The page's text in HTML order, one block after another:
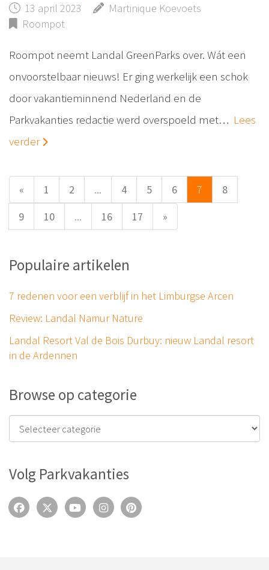
13 april 2023
Martinique Koevoets
Roompot
Roompot neemt Landal GreenParks over. Wát een
onvoorstelbaar nieuws! Er ging werkelijk een schok
door vakantieminnend Nederland en de
Parkvakanties redactie werd overspoeld met… Lees
verder
« 1 2 ... 4 5 6 7
8
9
10 ... 16 17 »
Populaire artikelen
7 redenen voor een verblijf in het Limburgse Arcen
Review: Landal Namur Nature
Landal Resort Val de Bois Durbuy: nieuw Landal resort
in de Ardennen
Browse op categorie
Volg Parkvakanties